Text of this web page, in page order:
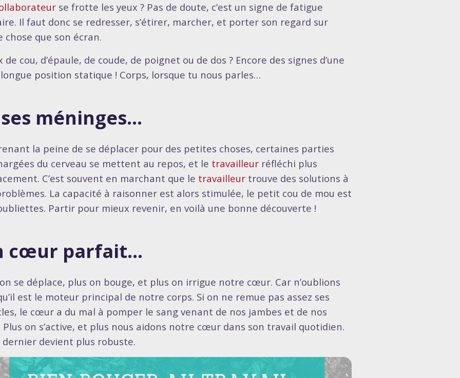
se frotte les yeux ? Pas de doute, c’est un signe de fatigue
Il faut donc se redresser, s’étirer, marcher, et porter son regard sur
chose que son écran.
de cou, d’épaule, de coude, de poignet ou de dos ? Encore des signes d’une
position statique ! Corps, lorsque tu nous parles…
méninges…
la peine de se déplacer pour des petites choses, certaines parties
du cerveau se mettent au repos, et le travailleur réfléchi plus
C’est souvent en marchant que le travailleur trouve des solutions à
La capacité à raisonner est alors stimulée, le petit cou de mou est
Partir pour mieux revenir, en voilà une bonne découverte !
cœur parfait…
se déplace, plus on bouge, et plus on irrigue notre cœur. Car n’oublions
est le moteur principal de notre corps. Si on ne remue pas assez ses
le cœur a du mal à pomper le sang venant de nos jambes et de nos
Plus on s’active, et plus nous aidons notre cœur dans son travail quotidien.
dernier devient plus robuste.